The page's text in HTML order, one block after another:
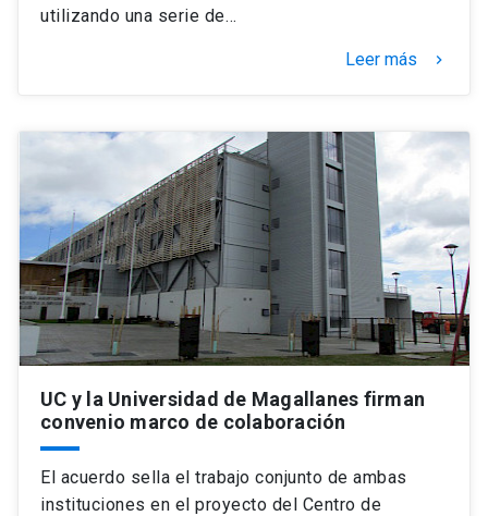
utilizando una serie de…
Leer más keyboard_arrow_right
UC y la Universidad de Magallanes firman
convenio marco de colaboración
El acuerdo sella el trabajo conjunto de ambas
instituciones en el proyecto del Centro de